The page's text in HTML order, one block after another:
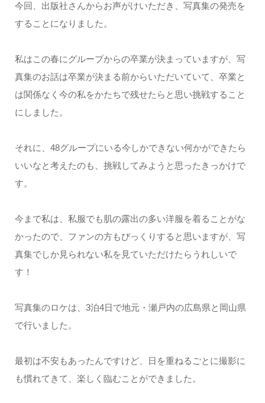
今回、出版社さんからお声がけいただき、写真集の発売を
することになりました。
私はこの春にグループからの卒業が決まっていますが、写
真集のお話は卒業が決まる前からいただいていて、卒業と
は関係なく今の私をかたちで残せたらと思い挑戦すること
にしました。
それに、48グループにいる今しかできない何かができたら
いいなと考えたのも、挑戦してみようと思ったきっかけで
す。
今まで私は、私服でも肌の露出の多い洋服を着ることがな
かったので、ファンの方もびっくりすると思いますが、写
真集でしか見られない私を見ていただけたらうれしいで
す！
写真集のロケは、3泊4日で地元・瀬戸内の広島県と岡山県
で行いました。
最初は不安もあったんですけど、日を重ねるごとに撮影に
も慣れてきて、楽しく臨むことができました。